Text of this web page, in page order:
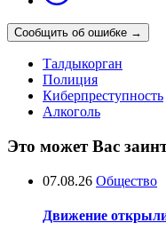
Сообщить об ошибке →
Талдыкорган
Полиция
Киберпреступность
Алкоголь
Это может Вас
07.08.26 Общество
Движение